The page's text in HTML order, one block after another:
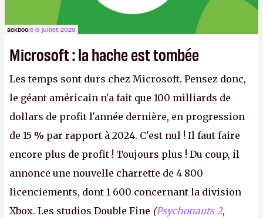
ackboole 6 juillet 2026
Microsoft : la hache est tombée
Les temps sont durs chez Microsoft. Pensez donc,
le géant américain n'a fait que 100 milliards de
dollars de profit l'année dernière, en progression
de 15 % par rapport à 2024. C'est nul ! Il faut faire
encore plus de profit ! Toujours plus ! Du coup, il
annonce une nouvelle charrette de 4 800
licenciements, dont 1 600 concernant la division
Xbox. Les studios Double Fine (Psychonauts 2,